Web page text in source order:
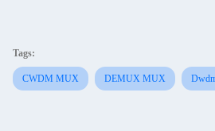
Tags:
CWDM MUX DEMUX MUX